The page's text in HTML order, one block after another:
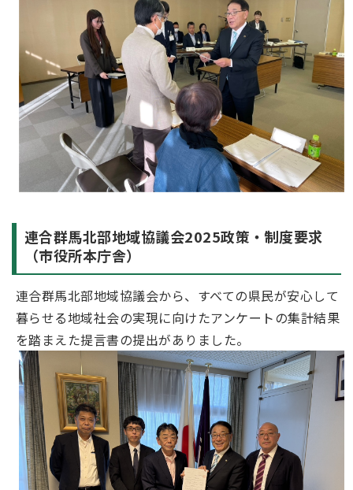
連合群馬北部地域協議会2025政策・制度要求
（市役所本庁舎）
連合群馬北部地域協議会から、すべての県民が安心して
暮らせる地域社会の実現に向けたアンケートの集計結果
を踏まえた提言書の提出がありました。